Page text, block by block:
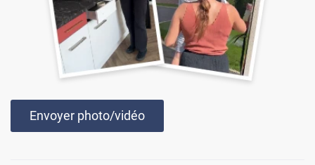
Envoyer photo/vidéo